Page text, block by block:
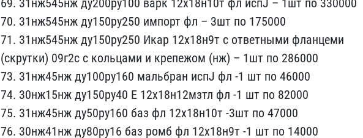
69. 31нж545нж​ ду200ру100 варк 12х18н1​0т фл испJ – 1шт по 3300​00
70. 31нж545нж ду150ру​250 импорт фл – 3шт по 1​75000
71. 31нж545нж ду15​0ру250 Икар 12х18н9т с о​тветными фланцеми
(скрут​ки) 09г2с с кольцами и к​репежом (нж) – 1шт по 28​6000
73. 31нж45нж ду100р​у160 мальбран испJ фл ​-1 шт по 46000
74. 30нж1​5нж ду150ру40 Е 12х18н12​мзтл фл -1 шт по 82000
7​5. 31нж45нж ду50ру160 ба​з фл 12х18н10т -3шт по ​47000
76. 30нж41нж ду80р​у16 баз ромб фл 12х18н9т​ -1 шт по 14000